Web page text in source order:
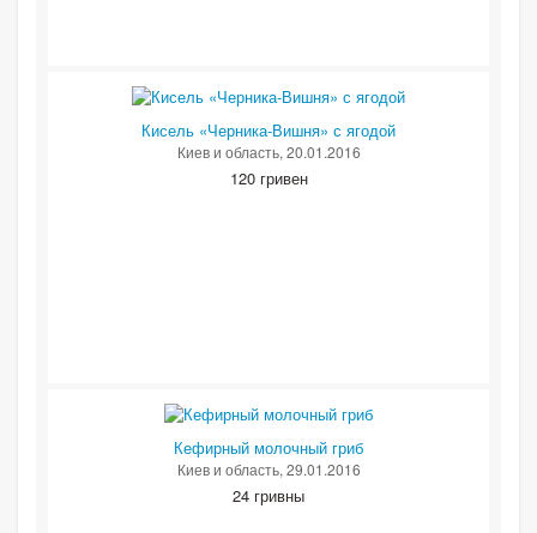
Кисель «Черника-Вишня» с ягодой
Киев и область, 20.01.2016
120 гривен
Кефирный молочный гриб
Киев и область, 29.01.2016
24 гривны